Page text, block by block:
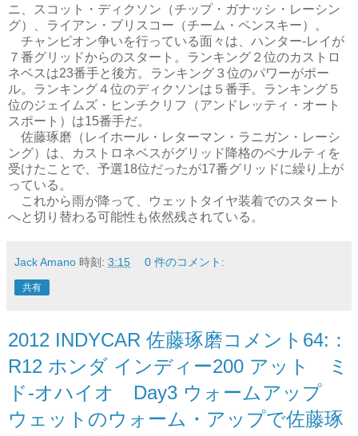
ニ、スコット・ディクソン（チップ・ガナッシ・レーシン
グ）、ライアン・ブリスコー（チーム・ペンスキー）。
チャンピオン争いを行っている面々は、ハンター-レイが
７番グリッドからのスタート。ランキング２位のカストロ
ネベスは23番手と後方。ランキング３位のパワーがポー
ル。ランキング４位のディクソンは５番手。ランキング５
位のジェイムズ・ヒンチクリフ（アンドレッティ・オート
スポート）は15番手だ。
佐藤琢磨（レイホール・レターマン・ラニガン・レーシ
ング）は、カストロネベスがグリッド降格のペナルティを
受けたことで、予選18位だったが17番グリッドに繰り上が
っている。
これから雨が降って、ウェットタイヤ装着でのスタート
へと切り替わる可能性も依然残されている。
Jack Amano 時刻: 3:15 0 件のコメント:
共有
2012 INDYCAR 佐藤琢磨コメント64:：
R12 ホンダ インディー200 アット ミ
ド-オハイオ Day3 ウォームアップ
ウェットのウォーム・アップで佐藤琢